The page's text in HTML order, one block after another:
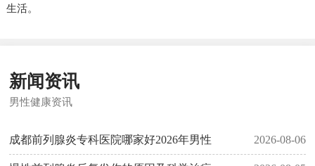
生活。
新闻资讯
男性健康资讯
成都前列腺炎专科医院哪家好2026年男性 2026-08-06